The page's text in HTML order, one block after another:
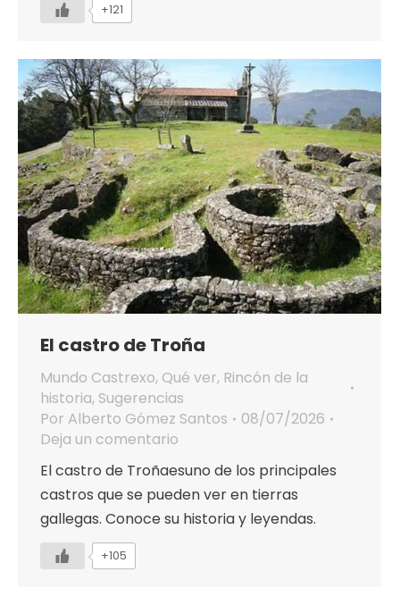
+121
El castro de Troña
Mundo Castrexo, Qué ver, Rincón de la
historia, Sugerencias
Por Alberto Gómez Santos
08/07/2026
Deja un comentario
El castro de Troñaesuno de los principales
castros que se pueden ver en tierras
gallegas. Conoce su historia y leyendas.
+105